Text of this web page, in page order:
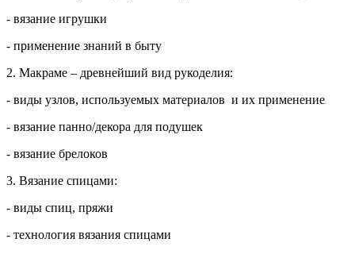
- вязание игрушки
- применение знаний в быту
2. Макраме – древнейший вид рукоделия:
- виды узлов, используемых материалов и их применение
- вязание панно/декора для подушек
- вязание брелоков
3. Вязание спицами:
- виды спиц, пряжи
- технология вязания спицами